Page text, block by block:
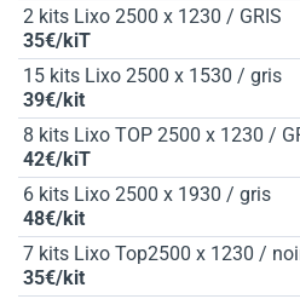
2 kits Lixo 2500 x 1230 / GRIS
35€/kiT
15 kits Lixo 2500 x 1530 / gris
39€/kit
8 kits Lixo TOP 2500 x 1230 /
42€/kiT
6 kits Lixo 2500 x 1930 / gris
48€/kit
7 kits Lixo Top2500 x 1230 /
35€/kit